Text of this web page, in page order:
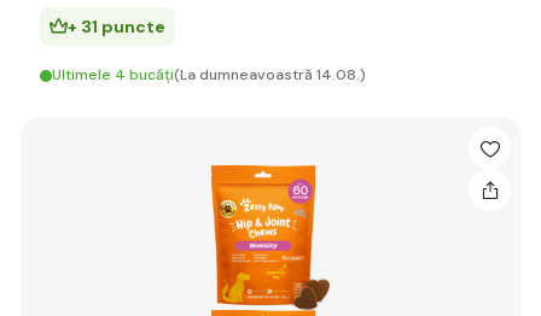
+ 31 puncte
Ultimele 4 bucăți(La dumneavoastră 14.08.)